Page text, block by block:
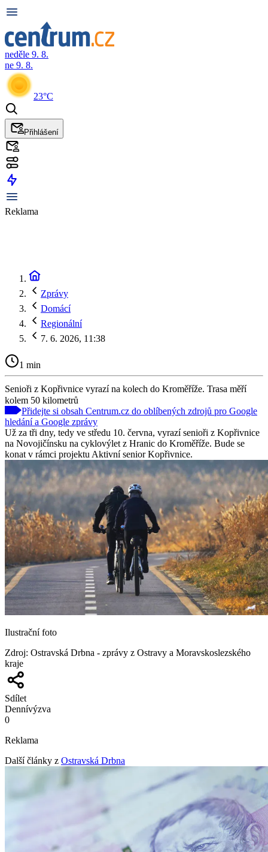
neděle 9. 8.
ne 9. 8.
23°C
Přihlášení
Reklama
Zprávy
Domácí
Regionální
7. 6. 2026, 11:38
1 min
Senioři z Kopřivnice vyrazí na kolech do Kroměříže. Trasa měří
kolem 50 kilometrů
Přidejte si obsah Centrum.cz do oblíbených zdrojů pro Google
hledání a Google zprávy
Už za tři dny, tedy ve středu 10. června, vyrazí senioři z Kopřivnice
na Novojičínsku na cyklovýlet z Hranic do Kroměříže. Bude se
konat v rámci projektu Aktivní senior Kopřivnice.
Ilustrační foto
Zdroj: Ostravská Drbna - zprávy z Ostravy a Moravskoslezského
kraje
Sdílet
Dennívýzva
0
Reklama
Další články z Ostravská Drbna